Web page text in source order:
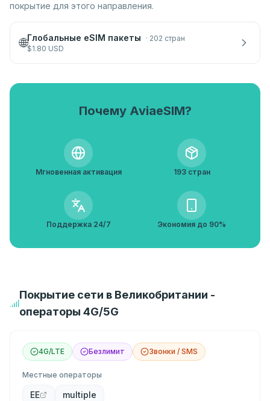
покрытие для этого направления.
🌐Глобальные eSIM пакеты · 202 стран
$1.80 USD
Почему AviaeSIM?
Мгновенная активация 193 стран
Поддержка 24/7 Экономия до 90%
Покрытие сети в Великобритании -
операторы 4G/5G
4G/LTE Безлимит Звонки / SMS
Местные операторы
EE multiple